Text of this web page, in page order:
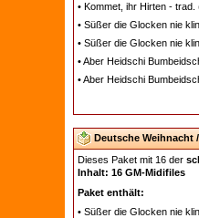
• Kommet, ihr Hirten -
• Süßer die Glocken nie
• Süßer die Glocken nie
• Aber Heidschi
• Aber Heidschi
Deutsche Weihnacht
Dieses Paket mit 16 der
Inhalt: 16 GM-Midifiles
Paket enthält:
• Süßer die Glocken nie